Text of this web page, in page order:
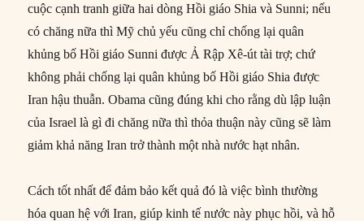
cuộc cạnh tranh giữa hai dòng Hồi giáo Shia và Sunni; nếu
có chăng nữa thì Mỹ chủ yếu cũng chỉ chống lại quân
khủng bố Hồi giáo Sunni được Ả Rập Xê-út tài trợ; chứ
không phải chống lại quân khủng bố Hồi giáo Shia được
Iran hậu thuẫn. Obama cũng đúng khi cho rằng dù lập luận
của Israel là gì đi chăng nữa thì thỏa thuận này cũng sẽ làm
giảm khả năng Iran trở thành một nhà nước hạt nhân.
Cách tốt nhất để đảm bảo kết quả đó là việc bình thường
hóa quan hệ với Iran, giúp kinh tế nước này phục hồi, và hỗ